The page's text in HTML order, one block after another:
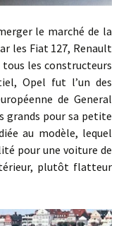
le marché de la
les Fiat 127, Renault
les constructeurs
Opel fut l’un des
de General
grands pour sa petite
au modèle, lequel
pour une voiture de
plutôt flatteur